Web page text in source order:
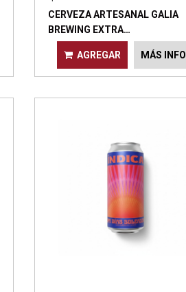
CERVEZA ARTESANAL GALIA
BREWING EXTRA…
AGREGAR MÁS INFO